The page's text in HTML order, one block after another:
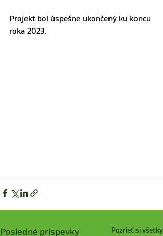
Projekt bol úspešne ukončený ku koncu
roka 2023.
Posledné príspevky Pozrieť si všetky